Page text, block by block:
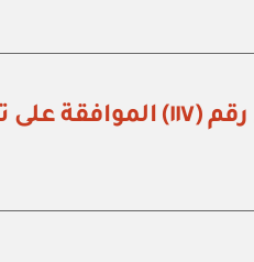
قرار مجلس الوزراء رقم (١١٧)